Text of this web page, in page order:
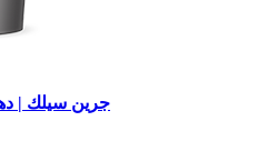
جرين سيلك |